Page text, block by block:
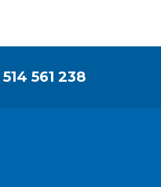
514 561 238